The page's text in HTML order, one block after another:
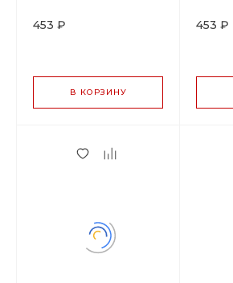
453 ₽
В КОРЗИНУ
453 ₽